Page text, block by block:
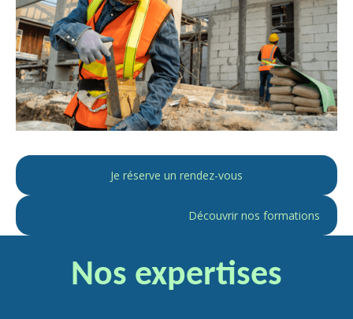
Je réserve un rendez-vous
Découvrir nos formations
Nos expertises